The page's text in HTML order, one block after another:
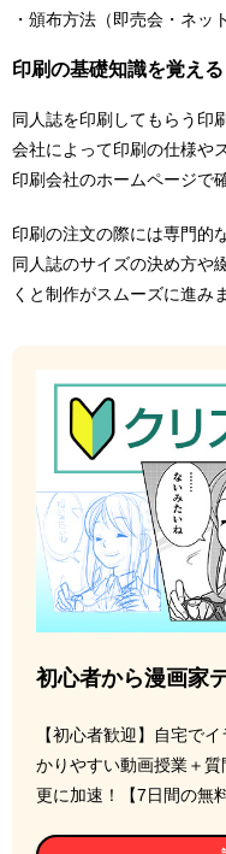
・頒布方法（即売会・ネッ
印刷の基礎知識を覚える
同人誌を印刷してもらう印
会社によって印刷の仕様や
印刷会社のホームページで
印刷の注文の際には専門的
同人誌のサイズの決め方や
くと制作がスムーズに進み
初心者から漫画家
【初心者歓迎】自宅で
かりやすい動画授業＋
更に加速！【7日間の無